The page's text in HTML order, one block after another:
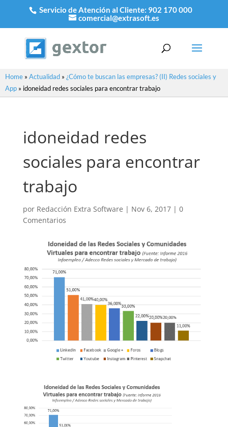
Servicio de Atención al Cliente: 902 170 000
comercial@extrasoft.es
Home » Actualidad » ¿Cómo te buscan las empresas? (II) Redes sociales y
App » idoneidad redes sociales para encontrar trabajo
idoneidad redes
sociales para encontrar
trabajo
por Redacción Extra Software | Nov 6, 2017| 0
Comentarios